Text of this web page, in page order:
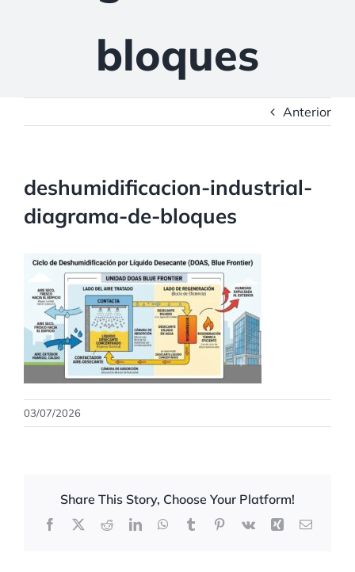
bloques
Anterior
deshumidificacion-industrial-
diagrama-de-bloques
03/07/2026
Share This Story, Choose Your Platform!
Facebook
X RedditLinkedInWhatsApp
TumblrPinterest
Vk Xing Correo